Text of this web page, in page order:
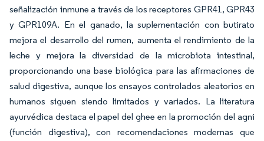
señalización inmune a través de los receptores GPR41, GPR43
y GPR109A. En el ganado, la suplementación con butirato
mejora el desarrollo del rumen, aumenta el rendimiento de la
leche y mejora la diversidad de la microbiota intestinal,
proporcionando una base biológica para las afirmaciones de
salud digestiva, aunque los ensayos controlados aleatorios en
humanos siguen siendo limitados y variados. La literatura
ayurvédica destaca el papel del ghee en la promoción del agni
(función digestiva), con recomendaciones modernas que